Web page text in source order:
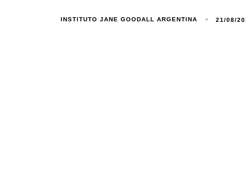
INSTITUTO JANE GOODALL ARGENTINA 21/08/